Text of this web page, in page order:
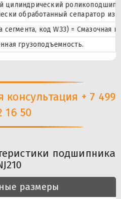
цилиндрический
обработанный сепаратор
сегмента, код W33) =
грузоподъемность.
+ 7 499
16 50
подшипника
размеры